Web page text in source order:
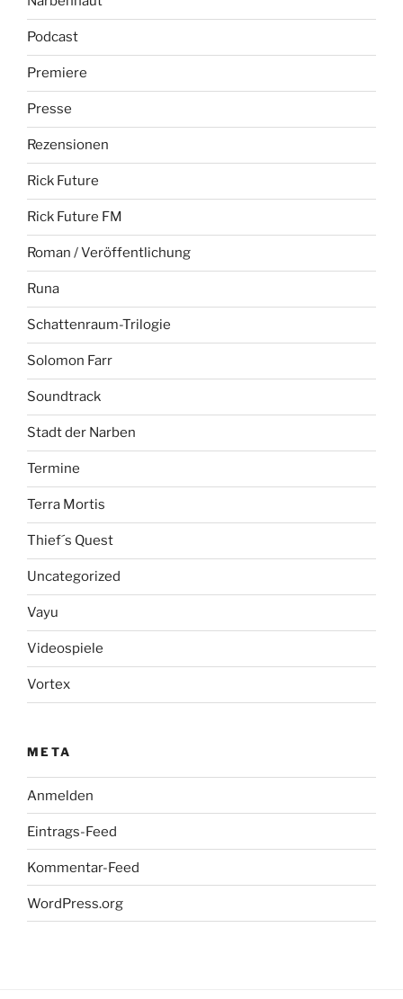
Podcast
Premiere
Presse
Rezensionen
Rick Future
Rick Future FM
Roman / Veröffentlichung
Runa
Schattenraum-Trilogie
Solomon Farr
Soundtrack
Stadt der Narben
Termine
Terra Mortis
Thief´s Quest
Uncategorized
Vayu
Videospiele
Vortex
META
Anmelden
Eintrags-Feed
Kommentar-Feed
WordPress.org